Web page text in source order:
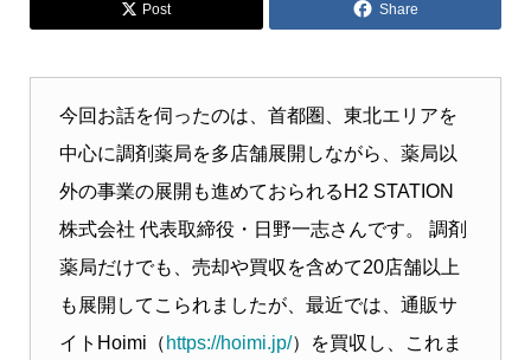
Post Share
今回お話を伺ったのは、首都圏、東北エリアを
中心に調剤薬局を多店舗展開しながら、薬局以
外の事業の展開も進めておられるH2 STATION
株式会社 代表取締役・日野一志さんです。 調剤
薬局だけでも、売却や買収を含めて20店舗以上
も展開してこられましたが、最近では、通販サ
イトHoimi（ https://hoimi.jp/）を買収し、これま